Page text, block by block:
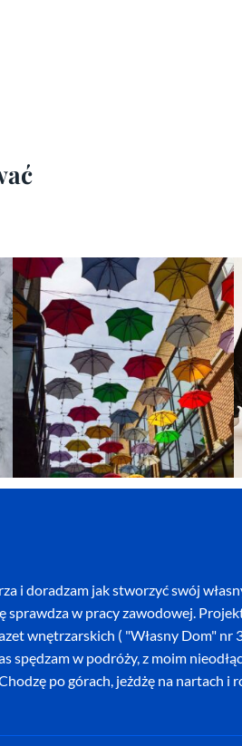
i doradzam jak stworzyć swój
w pracy zawodowej.
wnętrzarskich ( "Własny Dom"
spędzam w podróży, z moim
po górach, jeżdżę na nartach i